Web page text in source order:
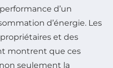
d’un
d’énergie. Les
et des
montrent que ces
seulement la